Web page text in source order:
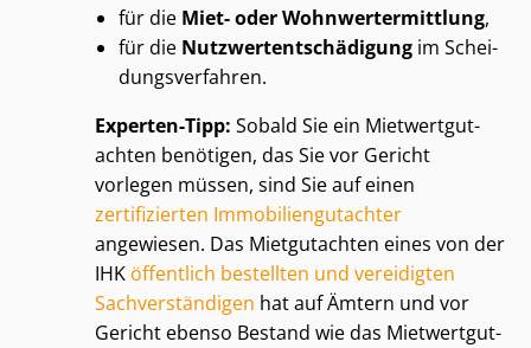
für die Miet- oder Wohn­wert­ermitt­lung,
für die Nutz­wert­ent­schä­di­gung im Schei­
dungs­ver­fah­ren.
Experten-Tipp: Sobald Sie ein Miet­wert­gut­
ach­ten benötigen, das Sie vor Gericht
vorlegen müssen, sind Sie auf einen
zertifizierten Im­mo­bi­li­en­gut­ach­ter
angewiesen. Das Mietgutachten eines von der
IHK öffentlich bestellten und vereidigten
Sach­ver­stän­di­gen hat auf Ämtern und vor
Gericht ebenso Bestand wie das Miet­wert­gut­